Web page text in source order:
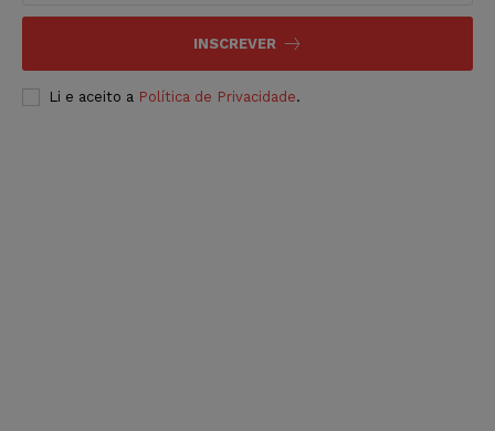
INSCREVER
Li e aceito a Política de Privacidade.